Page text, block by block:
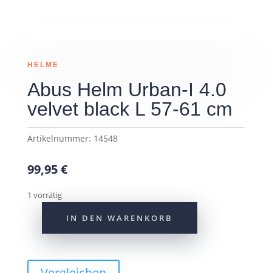
HELME
Abus Helm Urban-I 4.0
velvet black L 57-61 cm
Artikelnummer: 14548
99,95€
1 vorrätig
IN DEN WARENKORB